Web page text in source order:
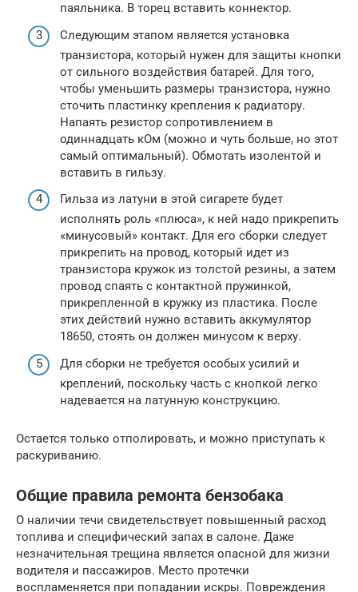
паяльника. В торец вставить коннектор.
Следующим этапом является установка
транзистора, который нужен для защиты кнопки
от сильного воздействия батарей. Для того,
чтобы уменьшить размеры транзистора, нужно
сточить пластинку крепления к радиатору.
Напаять резистор сопротивлением в
одиннадцать кОм (можно и чуть больше, но этот
самый оптимальный). Обмотать изолентой и
вставить в гильзу.
Гильза из латуни в этой сигарете будет
исполнять роль «плюса», к ней надо прикрепить
«минусовый» контакт. Для его сборки следует
прикрепить на провод, который идет из
транзистора кружок из толстой резины, а затем
провод спаять с контактной пружинкой,
прикрепленной в кружку из пластика. После
этих действий нужно вставить аккумулятор
18650, стоять он должен минусом к верху.
Для сборки не требуется особых усилий и
креплений, поскольку часть с кнопкой легко
надевается на латунную конструкцию.
Остается только отполировать, и можно приступать к
раскуриванию.
Общие правила ремонта бензобака
О наличии течи свидетельствует повышенный расход
топлива и специфический запах в салоне. Даже
незначительная трещина является опасной для жизни
водителя и пассажиров. Место протечки
воспламеняется при попадании искры. Повреждения